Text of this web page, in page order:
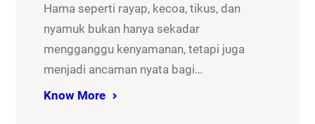
Hama seperti rayap, kecoa, tikus, dan
nyamuk bukan hanya sekadar
mengganggu kenyamanan, tetapi juga
menjadi ancaman nyata bagi…
Know More